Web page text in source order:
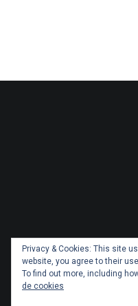
Copyright 2026
Privacy & Cookies: This site
website, you agree to their
To find out more, including
de cookies